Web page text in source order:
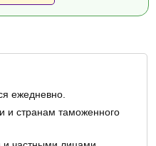
ежедневно.
и странам таможенного